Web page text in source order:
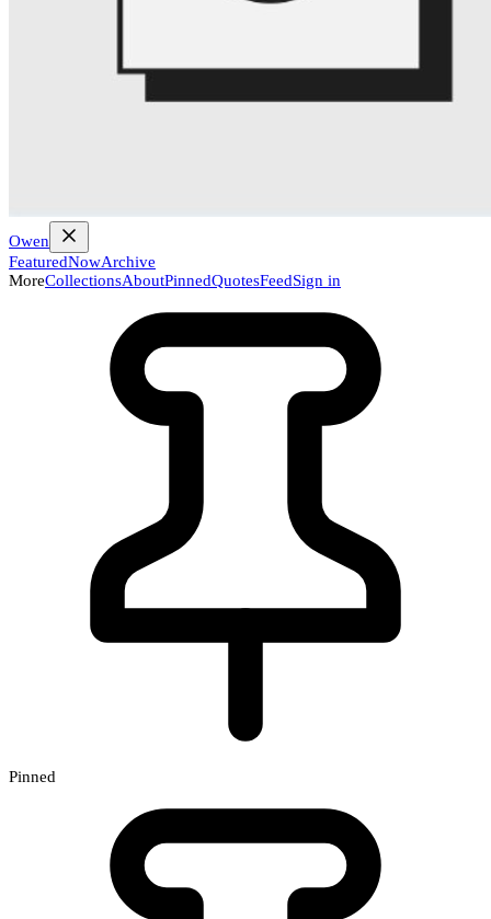
Owen
FeaturedNowArchive
MoreCollectionsAboutPinnedQuotesFeedSign in
Pinned